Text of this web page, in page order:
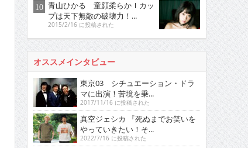
青山ひかる 童顔柔らかＩカッ
プは天下無敵の破壊力！...
2015/2/16 に投稿された
オススメインタビュー
東京03 シチュエーション・ドラ
マに出演！苦境を乗...
2017/11/16 に投稿された
真空ジェシカ 『死ぬまでお笑いを
やっていきたい！そ...
2022/7/16 に投稿された